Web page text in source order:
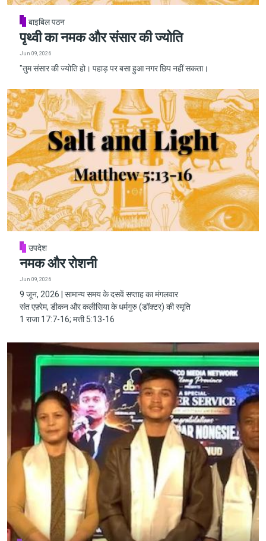
बाइबिल पठन
पृथ्वी का नमक और संसार की ज्योति
Jun 09, 2026
"तुम संसार की ज्योति हो। पहाड़ पर बसा हुआ नगर छिप नहीं सकता।
उपदेश
नमक और रोशनी
Jun 09, 2026
9 जून, 2026 | सामान्य समय के दसवें सप्ताह का मंगलवार
संत एफ़्रेम, डीकन और कलीसिया के धर्मगुरु (डॉक्टर) की स्मृति
1 राजा 17:7-16; मत्ती 5:13-16